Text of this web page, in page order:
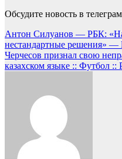
Обсудите новость в
Навигация
по
записям
Антон Силуанов — РБК:
нестандартные решения»
Черчесов признал свою
казахском языке :: Футбол